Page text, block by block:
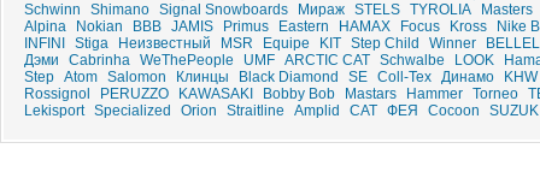
Schwinn
Shimano Signal Snowboards Мираж STELS TYROLIA
Masters
Alpina
Nokian BBB JAMIS Primus Eastern HAMAX Focus Kross
Nike
INFINI
Stiga Неизвестный MSR Equipe KIT Step Child Winner
Дэми
Cabrinha WeThePeople UMF ARCTIC CAT Schwalbe LOOK
Step Atom Salomon Клинцы Black Diamond SE Coll-Tex Динамо
KHW
Rossignol
PERUZZO KAWASAKI Bobby Bob Mastars Hammer Torneo
Lekisport Specialized Orion Straitline Amplid CAT ФЕЯ Cocoon